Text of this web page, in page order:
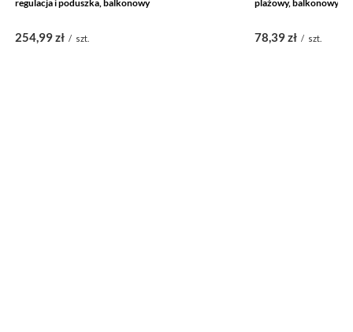
regulacja i poduszka, balkonowy
254,99 zł / szt.
plażowy, balkonowy,
78,39 zł / szt.